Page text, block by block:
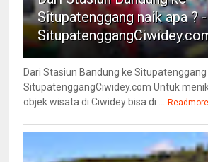
Situpatenggang naik apa ? -
Dari Stasiun Bandung ke Situpatenggang
SitupatenggangCiwidey.com Untuk
objek wisata di Ciwidey bisa di ...
Readmore